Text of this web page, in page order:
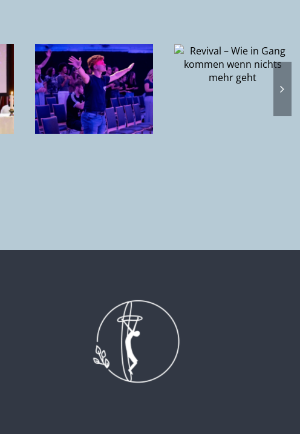
in
in Gang
kommen wenn
nichts mehr
geht
(Playliste) –
fünf
Entscheidungen,
um Gottes Plan